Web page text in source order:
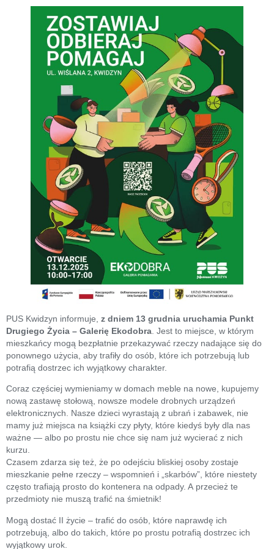
PUS Kwidzyn informuje, z dniem 13 grudnia uruchamia Punkt
Drugiego Życia – Galerię Ekodobra . Jest to miejsce, w którym
mieszkańcy mogą bezpłatnie przekazywać rzeczy nadające się do
ponownego użycia, aby trafiły do osób, które ich potrzebują lub
potrafią dostrzec ich wyjątkowy charakter.
Coraz częściej wymieniamy w domach meble na nowe, kupujemy
nową zastawę stołową, nowsze modele drobnych urządzeń
elektronicznych. Nasze dzieci wyrastają z ubrań i zabawek, nie
mamy już miejsca na książki czy płyty, które kiedyś były dla nas
ważne — albo po prostu nie chce się nam już wycierać z nich
kurzu.
Czasem zdarza się też, że po odejściu bliskiej osoby zostaje
mieszkanie pełne rzeczy – wspomnień i „skarbów”, które niestety
często trafiają prosto do kontenera na odpady. A przecież te
przedmioty nie muszą trafić na śmietnik!
Mogą dostać II życie – trafić do osób, które naprawdę ich
potrzebują, albo do takich, które po prostu potrafią dostrzec ich
wyjątkowy urok.